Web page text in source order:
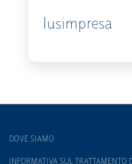
Iusimpresa
DOVE SIAMO
INFORMATIVA SUL TRATTAMENTO